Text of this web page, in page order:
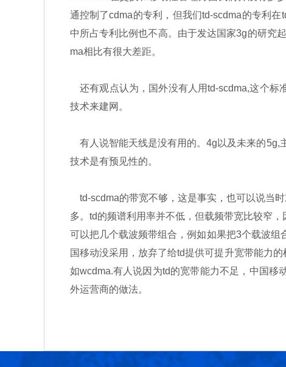
通控制了cdma的专利，但我们td-scdma的专利
中所占专利比例也不高。由于发达国家3g的研究
ma相比有很大差距。
还有观点认为，国外没有人用td-scdma,这个标
技术来建网。
有人说智能天线是没有用的。4g以及未来的5g,
技术是有预见性的。
td-scdma的带宽不够，这是事实，也可以说当
多。td的频谱利用率并不低，但载频带宽比较窄
可以把几个载波频带组合，例如如果把3个载波
国移动没采用，放弃了给td提供可提升宽带能力
如wcdma.有人说因为td的宽带能力不足，中国移
外运营商的做法。